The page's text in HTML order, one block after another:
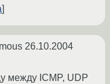
26.10.2004
между ICMP, UDP